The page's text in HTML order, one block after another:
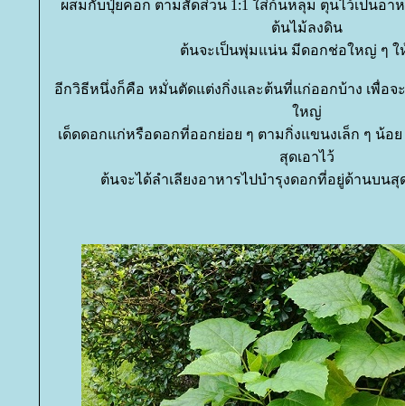
ผสมกับปุ๋ยคอก ตามสัดส่วน 1:1 ใส่ก้นหลุม ตุนไว้เป็นอา
ต้นไม้ลงดิน
ต้นจะเป็นพุ่มแน่น มีดอกช่อใหญ่ ๆ ใ
อีกวิธีหนึ่งก็คือ หมั่นตัดแต่งกิ่งและต้นที่แก่ออกบ้าง เพื่อ
หญ่
เด็ดดอกแก่หรือดอกที่ออกย่อย ๆ ตามกิ่งแขนงเล็ก ๆ น้อ
สุดเอาไว้
ต้นจะได้ลำเลียงอาหารไปบำรุงดอกที่อยู่ด้านบน